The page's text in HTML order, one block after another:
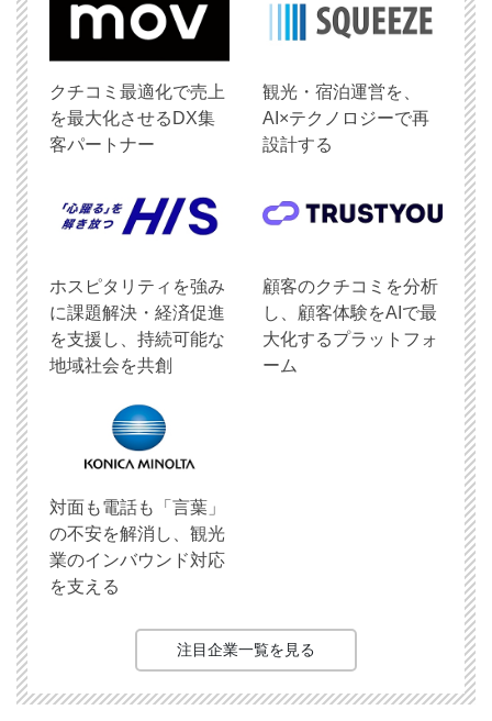
クチコミ最適化で売上
を最大化させるDX集
客パートナー
観光・宿泊運営を、
AI×テクノロジーで再
設計する
ホスピタリティを強み
に課題解決・経済促進
を支援し、持続可能な
地域社会を共創
顧客のクチコミを分析
し、顧客体験をAIで最
大化するプラットフォ
ーム
対面も電話も「言葉」
の不安を解消し、観光
業のインバウンド対応
を支える
注目企業一覧を見る